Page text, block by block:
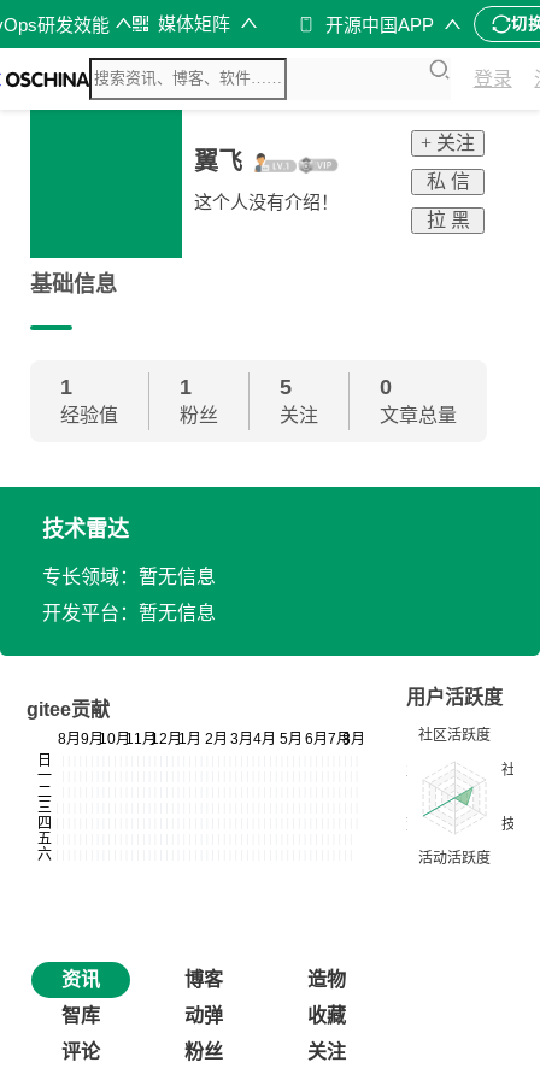
研发效能 媒体矩阵 开源中国APP 切
登录
翼飞
这个人没有介绍！
+ 关注
私 信
拉 黑
基础信息
1
经验值
1
粉丝
5
关注
0
文章总量
技术雷达
专长领域：暂无信息
开发平台：暂无信息
gitee贡献
用户活跃度
资讯 博客
造物
智库
动弹
收藏
评论
粉丝 关注